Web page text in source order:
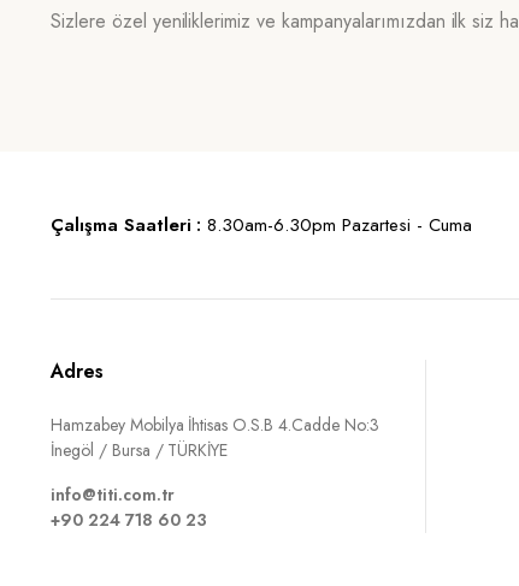
Sizlere özel yeniliklerimiz ve kampanyalarımızdan ilk siz
Çalışma Saatleri : 8.30am-6.30pm Pazartesi - Cuma
Adres
Hamzabey Mobilya İhtisas O.S.B 4.Cadde No:3
İnegöl / Bursa / TÜRKİYE
info@titi.com.tr
+90 224 718 60 23